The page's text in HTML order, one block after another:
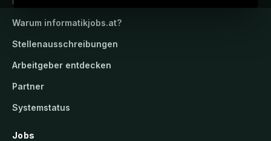
Warum informatikjobs.at?
Stellenausschreibungen
Arbeitgeber entdecken
Partner
Systemstatus
Jobs